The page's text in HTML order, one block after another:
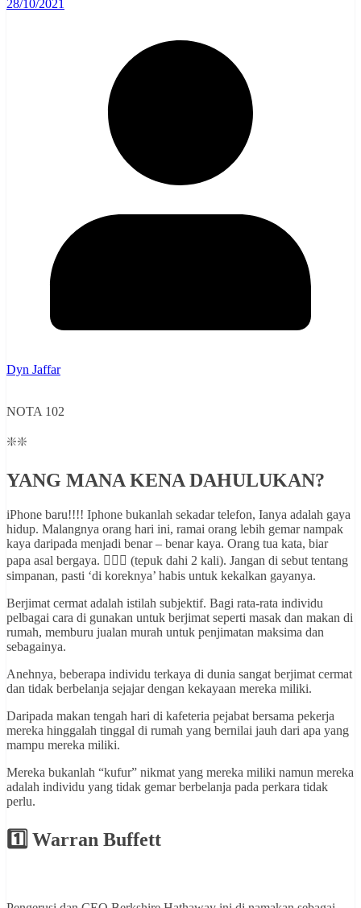
28/10/2021
Dyn Jaffar
NOTA 102
❇️❇️
YANG MANA KENA DAHULUKAN?
iPhone baru!!!! Iphone bukanlah sekadar telefon, Ianya adalah gaya
hidup. Malangnya orang hari ini, ramai orang lebih gemar nampak
kaya daripada menjadi benar – benar kaya. Orang tua kata, biar
papa asal bergaya. 🤦🏻‍♂️ (tepuk dahi 2 kali). Jangan di sebut tentang
simpanan, pasti ‘di koreknya’ habis untuk kekalkan gayanya.
Berjimat cermat adalah istilah subjektif. Bagi rata-rata individu
pelbagai cara di gunakan untuk berjimat seperti masak dan makan di
rumah, memburu jualan murah untuk penjimatan maksima dan
sebagainya.
Anehnya, beberapa individu terkaya di dunia sangat berjimat cermat
dan tidak berbelanja sejajar dengan kekayaan mereka miliki.
Daripada makan tengah hari di kafeteria pejabat bersama pekerja
mereka hinggalah tinggal di rumah yang bernilai jauh dari apa yang
mampu mereka miliki.
Mereka bukanlah “kufur” nikmat yang mereka miliki namun mereka
adalah individu yang tidak gemar berbelanja pada perkara tidak
perlu.
1️⃣ Warran Buffett